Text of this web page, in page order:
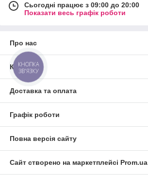
Сьогодні працює з 09:00 до 20:00
Показати весь графік роботи
Про нас
Контакти
Доставка та оплата
Графік роботи
Повна версія сайту
Сайт створено на маркетплейсі Prom.ua
КНОПКА
ЗВ'ЯЗКУ